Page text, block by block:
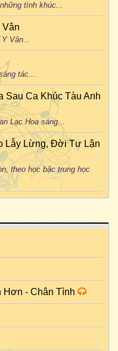
tình khúc...
Vân
Vân...
tác...
Sau Ca Khúc Tàu Anh
Lạc Hoa sáng...
Lẫy Lừng, Đời Tư Lận
theo học bậc trung học
Hơn - Chân Tình